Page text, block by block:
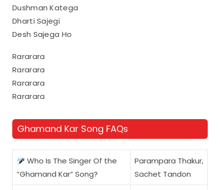
Dushman Katega
Dharti Sajegi
Desh Sajega Ho
Rararara
Rararara
Rararara
Rararara
Ghamand Kar Song FAQs
Who Is The Singer Of the
“Ghamand Kar” Song?
Parampara Thakur,
Sachet Tandon